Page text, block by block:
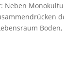
Neben